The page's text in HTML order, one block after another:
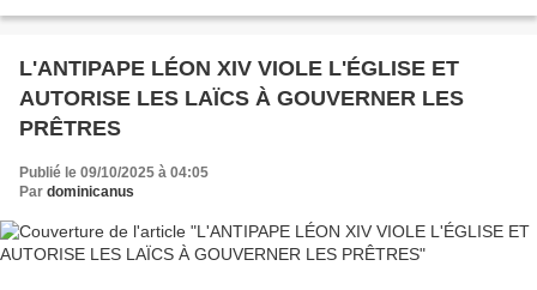
L'ANTIPAPE LÉON XIV VIOLE L'ÉGLISE ET
AUTORISE LES LAÏCS À GOUVERNER LES
PRÊTRES
Publié le 09/10/2025 à 04:05
Par dominicanus